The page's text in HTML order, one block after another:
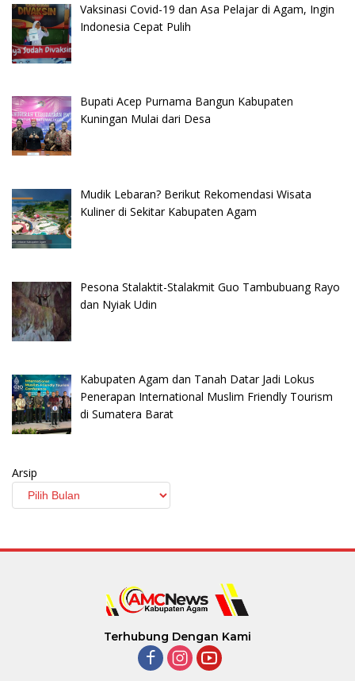
Vaksinasi Covid-19 dan Asa Pelajar di Agam, Ingin
Indonesia Cepat Pulih
Bupati Acep Purnama Bangun Kabupaten
Kuningan Mulai dari Desa
Mudik Lebaran? Berikut Rekomendasi Wisata
Kuliner di Sekitar Kabupaten Agam
Pesona Stalaktit-Stalakmit Guo Tambubuang Rayo
dan Nyiak Udin
Kabupaten Agam dan Tanah Datar Jadi Lokus
Penerapan International Muslim Friendly Tourism
di Sumatera Barat
Arsip
Terhubung Dengan Kami